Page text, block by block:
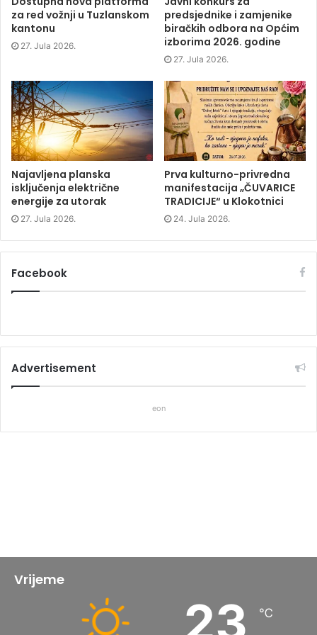
e
n
s
i
n
n
i
n
d
o
w
)
n
s
i
n
e
n
d
o
w
)
e
n
i
d
o
w
)
n
d
za red vožnji u Tuzlanskom
kantonu
27. Jula 2026.
predsjednike i zamjenike
biračkih odbora na Općim
izborima 2026. godine
27. Jula 2026.
Najavljena planska
isključenja električne
energije za utorak
27. Jula 2026.
Prva kulturno-privredna
manifestacija „ČUVARICE
TRADICIJE“ u Klokotnici
24. Jula 2026.
Facebook
Advertisement
eon
Vrijeme
23 ℃